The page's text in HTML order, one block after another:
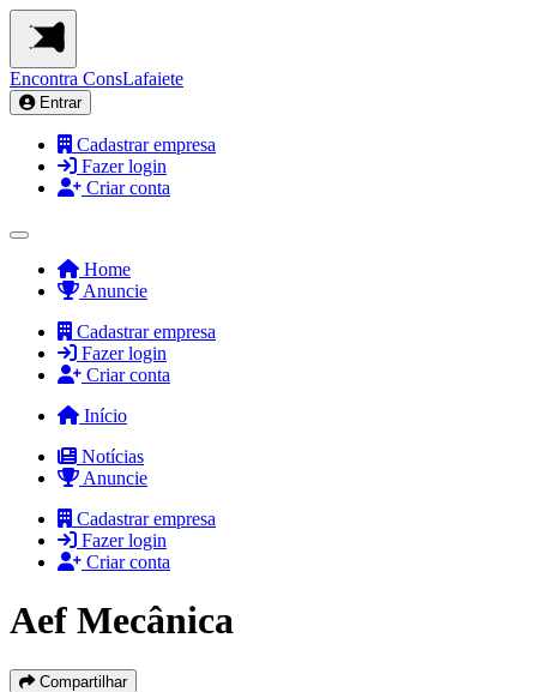
Encontra ConsLafaiete
Entrar
Cadastrar empresa
Fazer login
Criar conta
Home
Anuncie
Cadastrar empresa
Fazer login
Criar conta
Início
Notícias
Anuncie
Cadastrar empresa
Fazer login
Criar conta
Aef Mecânica
Compartilhar